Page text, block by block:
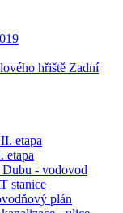
hřiště Zadní
etapa
etapa
- vodovod
stanice
plán